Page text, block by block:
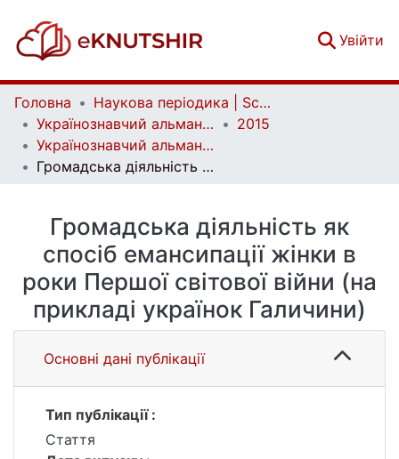
Увійти
Головна
Наукова періодика | Scientific periodicals
Українознавчий альманах | Almanac of Ukrainian Studies
2015
Українознавчий альманах. Випуск 18
Громадська діяльність як спосіб емансипації жінки в роки Першої світової війни (на прикладі українок Галичини)
Громадська діяльність як
спосіб емансипації жінки в
роки Першої світової війни (на
прикладі українок Галичини)
Основні дані публікації
Тип публікації :
Стаття